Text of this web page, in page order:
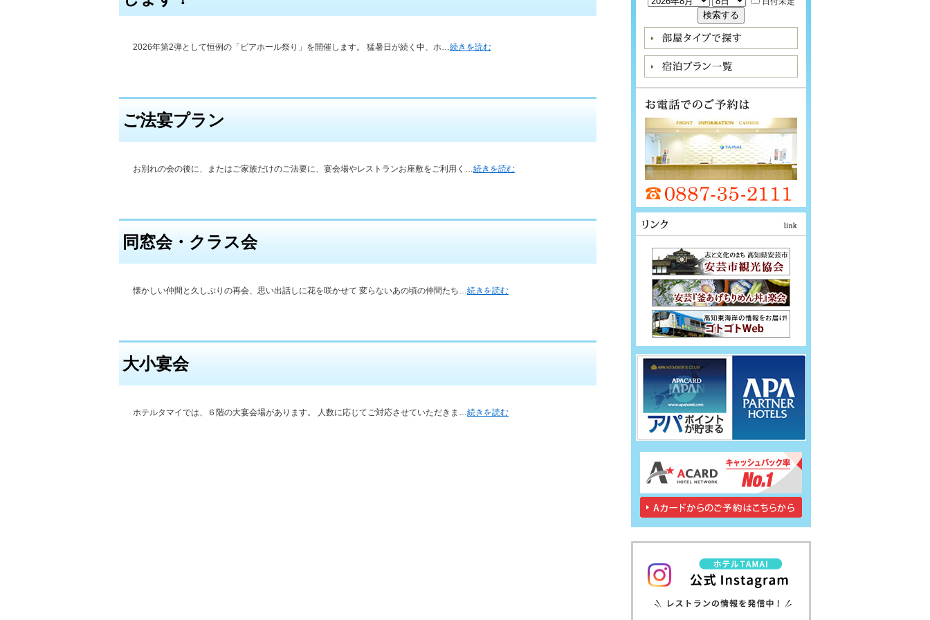
2026年第2弾として恒例の「ビアホール祭り」を開催します。 猛暑日が続く中、ホ…続きを読む
ご法宴プラン
お別れの会の後に、またはご家族だけのご法要に、宴会場やレストランお座敷をご利用く…続きを読む
同窓会・クラス会
懐かしい仲間と久しぶりの再会、思い出話しに花を咲かせて 変らないあの頃の仲間たち…続きを読む
大小宴会
ホテルタマイでは、６階の大宴会場があります。 人数に応じてご対応させていただきま…続きを読む
検索する